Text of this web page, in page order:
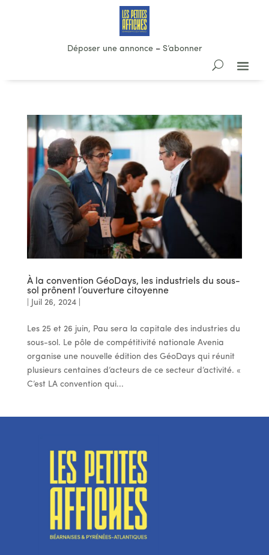
Déposer une annonce– S’abonner
À la convention GéoDays, les industriels du sous-
sol prônent l’ouverture citoyenne
Juil 26, 2024|
Les 25 et 26 juin, Pau sera la capitale des industries du
sous-sol. Le pôle de compétitivité nationale Avenia
organise une nouvelle édition des GéoDays qui réunit
plusieurs centaines d’acteurs de ce secteur d’activité. «
C’est LA convention qui...